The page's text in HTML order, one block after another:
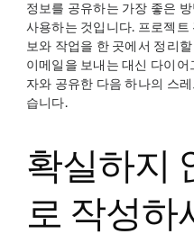
정보를 공유하는 가장 좋은
사용하는 것입니다. 프로젝
보와 작업을 한 곳에서 정리
이메일을 보내는 대신 다이
자와 공유한 다음 하나의 스
습니다.
확실하지
로 작성하